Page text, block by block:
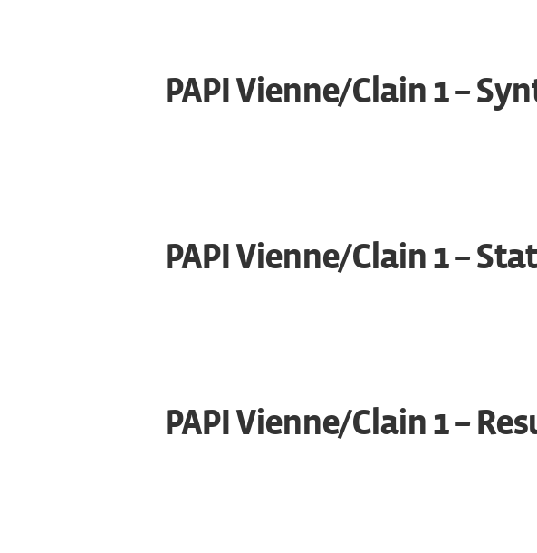
PAPI Vienne/Clain 1 –
PAPI Vienne/Clain 1 –
PAPI Vienne/Clain 1 –